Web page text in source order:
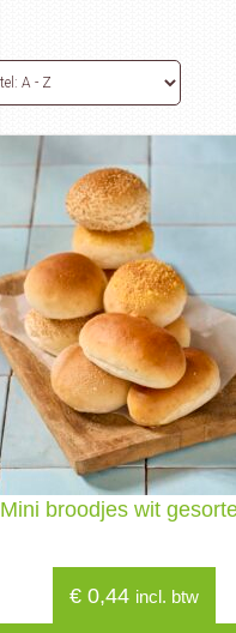
Mini broodjes wit
€ 0,44 incl. btw